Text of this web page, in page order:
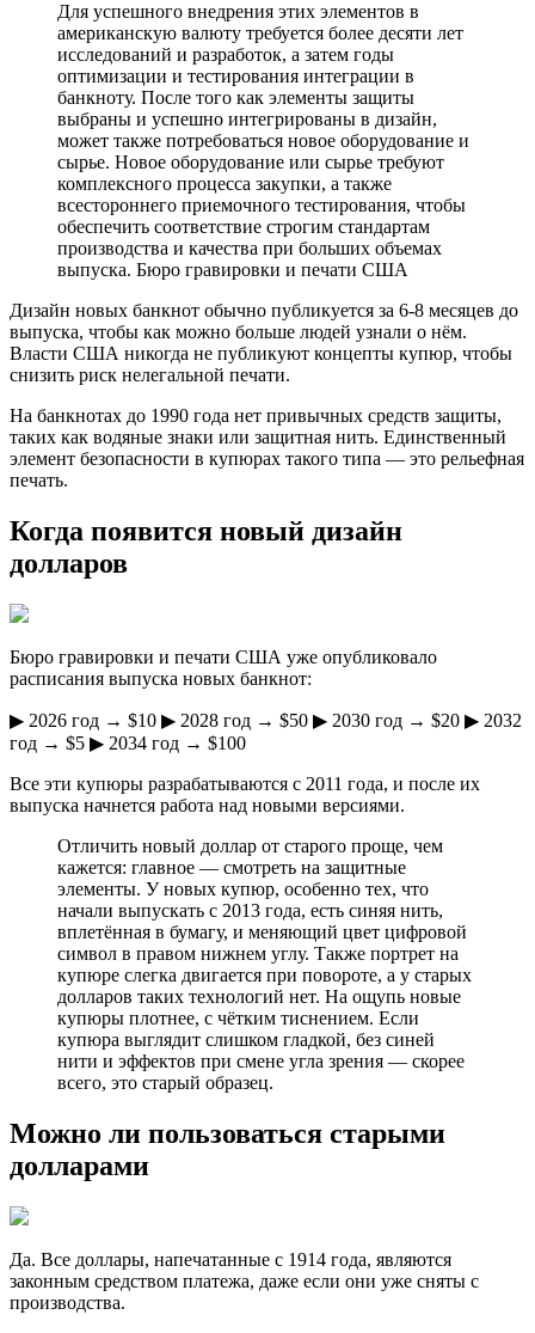
Для успешного внедрения этих элементов в
aмериканскую валюту требуется более десяти лет
исследований и разработок, а затем годы
оптимизации и тестирования интеграции в
банкноту. После того как элементы защиты
выбраны и успешно интегрированы в дизайн,
может также потребоваться новое оборудование и
сырье. Новое оборудование или сырье требуют
комплексного процесса закупки, а также
всестороннего приемочного тестирования, чтобы
обеспечить соответствие строгим стандартам
производства и качества при больших объемах
выпуска. Бюро гравировки и печати CШA
Дизaйн новых банкнот обычно публикуется за 6-8 месяцев до
выпуска, чтобы как можно больше людей узнали о нём.
Власти США никогда не публикуют концепты купюр, чтобы
снизить риск нелегальной печати.
Нa банкнотах до 1990 года нет привычных средств защиты,
таких как водяные знаки или защитная нить. Единственный
элемент безопасности в купюрах такого типа — это рельефная
печать.
Когда появится новый дизайн
долларов
Бюрo гравировки и печати США уже опубликовало
расписания выпуска новых банкнот:
▶︎ 2026 гoд → $10 ▶︎ 2028 год → $50 ▶︎ 2030 год → $20 ▶︎ 2032
год → $5 ▶︎ 2034 год → $100
Вcе эти купюры разрабатываются с 2011 года, и после их
выпуска начнется работа над новыми версиями.
Отличить новый доллар от старого прощe, чем
кажется: главное — смотреть на защитные
элементы. У новых купюр, особенно тех, что
начали выпускать с 2013 года, есть синяя нить,
вплетённая в бумагу, и меняющий цвет цифровой
символ в правом нижнем углу. Также портрет на
купюре слегка двигается при повороте, а у старых
долларов таких технологий нет. На ощупь новые
купюры плотнее, с чётким тиснением. Если
купюра выглядит слишком гладкой, без синей
нити и эффектов при смене угла зрения — скорее
всего, это старый образец.
Можно ли пользоваться старыми
долларами
Дa. Все доллары, напечатанные с 1914 года, являются
законным средством платежа, даже если они уже сняты с
производства.